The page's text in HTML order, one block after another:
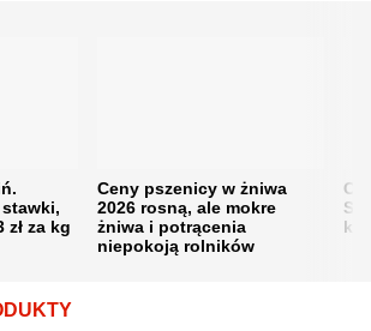
za kg
Ceny pszenicy w żniwa
2026 rosną, ale mokre
żniwa i potrącenia
niepokoją rolników